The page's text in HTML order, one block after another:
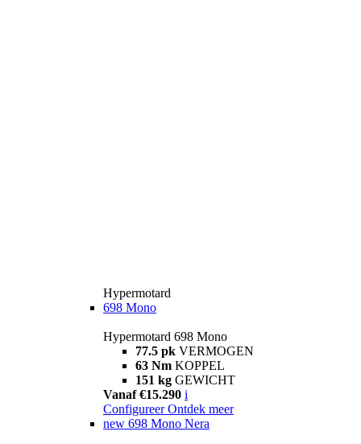
Hypermotard
698 Mono
Hypermotard 698 Mono
77.5 pk VERMOGEN
63 Nm KOPPEL
151 kg GEWICHT
Vanaf €15.290 i
Configureer Ontdek meer
new 698 Mono Nera